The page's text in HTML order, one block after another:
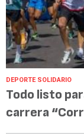
DEPORTE SOLIDARIO
Todo listo
carrera